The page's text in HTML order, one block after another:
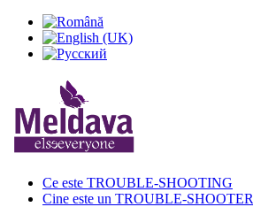
Ce este TROUBLE-SHOOTING
Cine este un TROUBLE-SHOOTER